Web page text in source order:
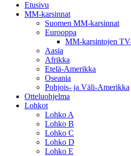
Etusivu
MM-karsinnat
Suomen MM-karsinnat
Eurooppa
MM-karsintojen
Aasia
Afrikka
Etelä-Amerikka
Oseania
Pohjois- ja Väli-Amerikka
Otteluohjelma
Lohkot
Lohko A
Lohko B
Lohko C
Lohko D
Lohko E